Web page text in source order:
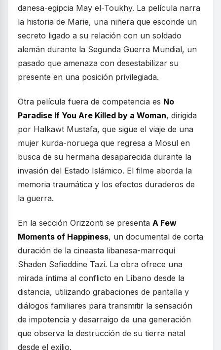
danesa-egipcia May el-Toukhy. La película narra
la historia de Marie, una niñera que esconde un
secreto ligado a su relación con un soldado
alemán durante la Segunda Guerra Mundial, un
pasado que amenaza con desestabilizar su
presente en una posición privilegiada.
Otra película fuera de competencia es No
Paradise If You Are Killed by a Woman, dirigida
por Halkawt Mustafa, que sigue el viaje de una
mujer kurda-noruega que regresa a Mosul en
busca de su hermana desaparecida durante la
invasión del Estado Islámico. El filme aborda la
memoria traumática y los efectos duraderos de
la guerra.
En la sección Orizzonti se presenta A Few
Moments of Happiness, un documental de corta
duración de la cineasta libanesa-marroquí
Shaden Safieddine Tazi. La obra ofrece una
mirada íntima al conflicto en Líbano desde la
distancia, utilizando grabaciones de pantalla y
diálogos familiares para transmitir la sensación
de impotencia y desarraigo de una generación
que observa la destrucción de su tierra natal
desde el exilio.